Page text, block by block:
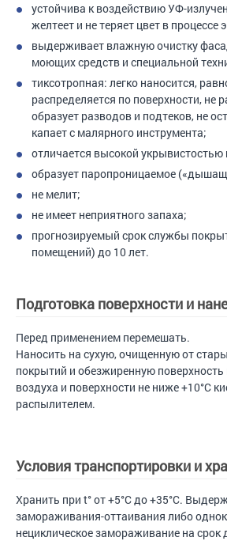
устойчива к воздействию УФ-
желтеет и не теряет цвет в процессе
выдерживает влажную очистку
моющих средств и специальной
тиксотропная: легко наносится,
распределяется по поверхности, не
образует разводов и подтеков, не
капает с малярного инструмента;
отличается высокой
образует паропроницаемое
не мелит;
не имеет неприятного запаха;
прогнозируемый срок службы
помещений) до 10 лет.
Подготовка поверхности и
Перед применением перемешать.
Наносить на сухую, очищенную от
покрытий и обезжиренную
воздуха и поверхности не ниже +10°С
распылителем.
Условия транспортировки и
Хранить при t° от +5°С до +35°С.
замораживания-оттаивания либо
нециклическое замораживание на срок